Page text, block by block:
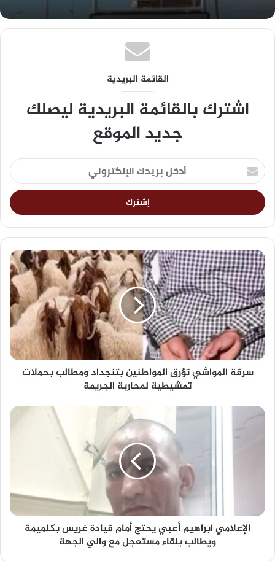
القائمة البريدية
اشترك بالقائمة البريدية ليصلك
جديد الموقع
سرقة المواشي تؤرق المواطنين بتنجداد ومطالب بحملات
تمشيطية لمحاربة الجريمة
الإعلامي ابراهيم أعبي يحتج أمام قيادة غريس بكلميمة
ويطالب بلقاء مستعجل مع والي الجهة